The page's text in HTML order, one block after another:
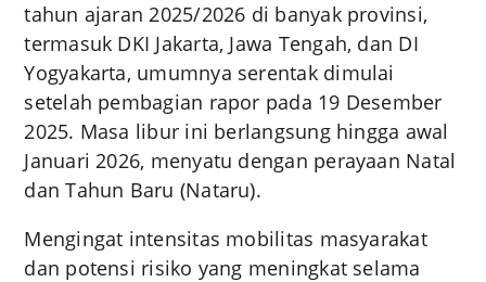
tahun ajaran 2025/2026 di banyak provinsi,
termasuk DKI Jakarta, Jawa Tengah, dan DI
Yogyakarta, umumnya serentak dimulai
setelah pembagian rapor pada 19 Desember
2025. Masa libur ini berlangsung hingga awal
Januari 2026, menyatu dengan perayaan Natal
dan Tahun Baru (Nataru).
Mengingat intensitas mobilitas masyarakat
dan potensi risiko yang meningkat selama